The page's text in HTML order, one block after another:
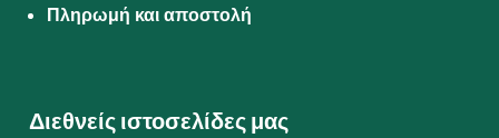
Πληρωμή και αποστολή
Διεθνείς ιστοσελίδες μας